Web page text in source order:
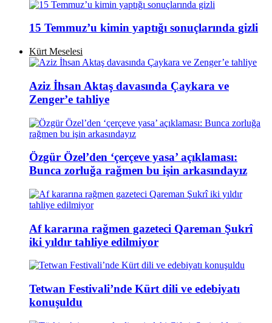
15 Temmuz’u kimin yaptığı sonuçlarında gizli
Kürt Meselesi
Aziz İhsan Aktaş davasında Çaykara ve
Zenger’e tahliye
Özgür Özel’den ‘çerçeve yasa’ açıklaması:
Bunca zorluğa rağmen bu işin arkasındayız
Af kararına rağmen gazeteci Qareman Şukrî
iki yıldır tahliye edilmiyor
Tetwan Festivali’nde Kürt dili ve edebiyatı
konuşuldu